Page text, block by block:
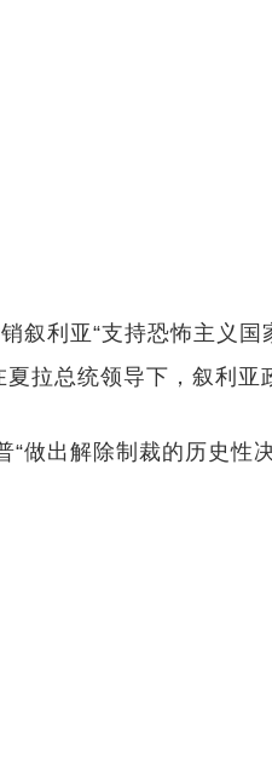
利亚“支持恐怖主义国
拉总统领导下，叙利
出解除制裁的历史性